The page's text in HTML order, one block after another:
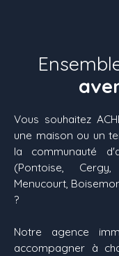
Vous souhaitez
une maison ou un
la communauté
(Pontoise,
Menucourt,
?
Notre agence
accompagner à